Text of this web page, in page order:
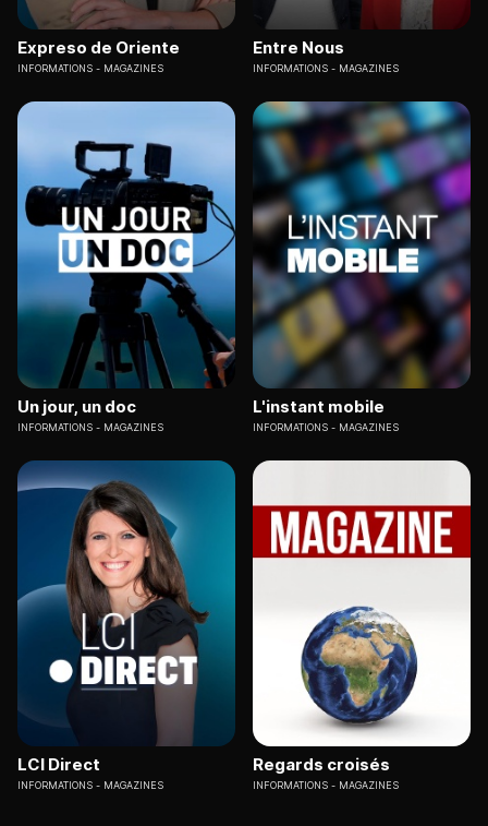
Expreso de Oriente
INFORMATIONS MAGAZINES
Entre Nous
INFORMATIONS MAGAZINES
Un jour, un doc
INFORMATIONS MAGAZINES
L'instant mobile
INFORMATIONS MAGAZINES
LCI Direct
INFORMATIONS MAGAZINES
Regards croisés
INFORMATIONS MAGAZINES